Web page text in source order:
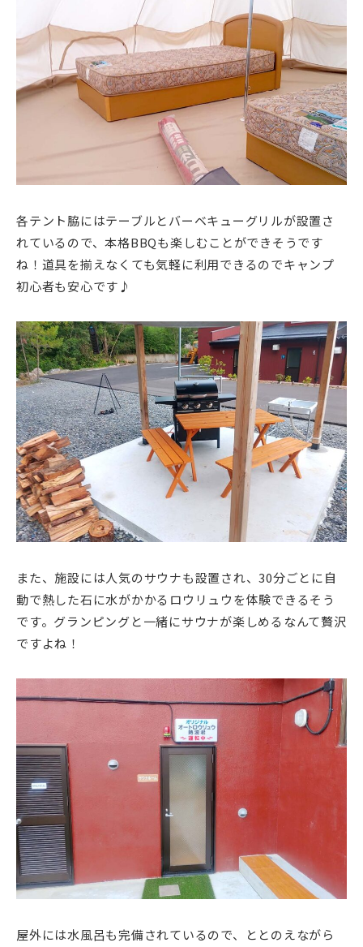
各テント脇にはテーブルとバーベキューグリルが設置さ
れているので、本格BBQも楽しむことができそうです
ね！道具を揃えなくても気軽に利用できるのでキャンプ
初心者も安心です♪
また、施設には人気のサウナも設置され、30分ごとに自
動で熱した石に水がかかるロウリュウを体験できるそう
です。グランピングと一緒にサウナが楽しめるなんて贅沢
ですよね！
屋外には水風呂も完備されているので、ととのえながら